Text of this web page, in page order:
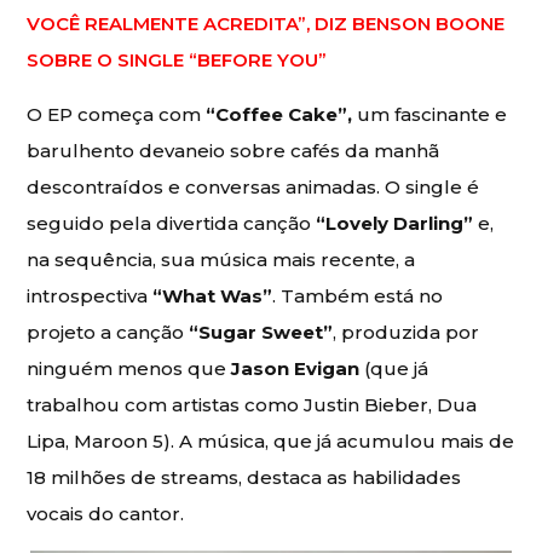
VOCÊ REALMENTE ACREDITA”, DIZ BENSON BOONE
SOBRE O SINGLE “BEFORE YOU”
O EP começa com “Coffee Cake”, um fascinante e
barulhento devaneio sobre cafés da manhã
descontraídos e conversas animadas. O single é
seguido pela divertida canção “Lovely Darling” e,
na sequência, sua música mais recente, a
introspectiva “What Was”. Também está no
projeto a canção “Sugar Sweet”, produzida por
ninguém menos queJason Evigan (que já
trabalhou com artistas como Justin Bieber, Dua
Lipa, Maroon 5). A música, que já acumulou mais de
18 milhões de streams, destaca as habilidades
vocais do cantor.